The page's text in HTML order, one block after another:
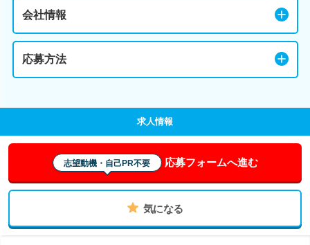
会社情報
応募方法
求人情報
志望動機・自己PR不要 応募フォームへ進む
気になる